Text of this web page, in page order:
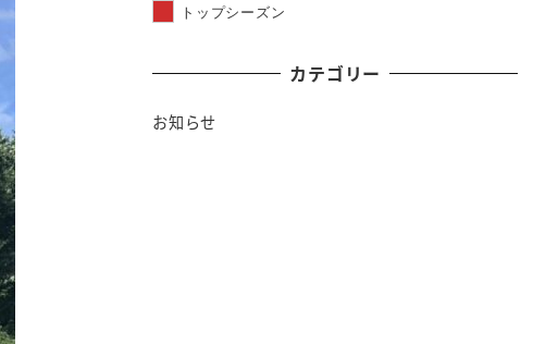
トップシーズン
カテゴリー
お知らせ